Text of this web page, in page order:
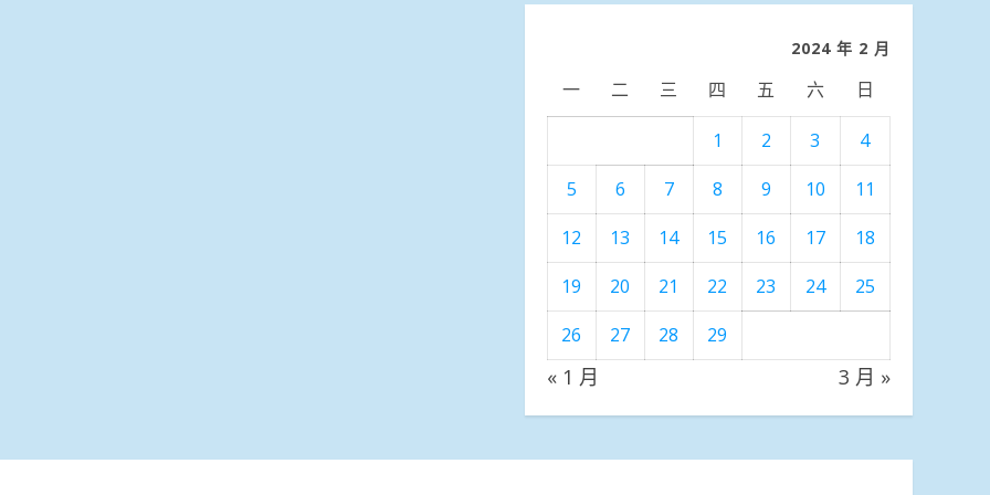
2024 年 2 月
一 二 三 四 五 六 日
1 2 3
4
5
6 7 8 9 10
11
12
13 14 15 16 17
18
19
20 21 22 23 24
25
26
27 28 29
« 1 月 3 月 »